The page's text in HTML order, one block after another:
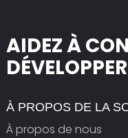
AIDEZ À
À PROPOS DE LA
À propos de nous